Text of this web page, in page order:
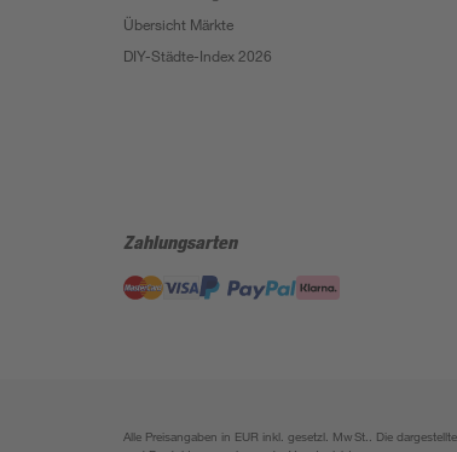
Übersicht Märkte
DIY-Städte-Index 2026
Zahlungsarten
Alle Preisangaben in EUR inkl. gesetzl. MwSt.. Die